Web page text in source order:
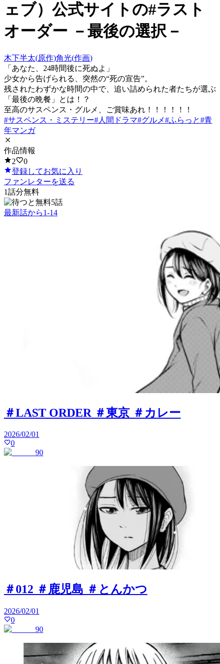
ェブ）公式サイト の#ラスト
オーダー －最後の選択－
木下半太(原作)角光(作画)
「あなた、24時間後に死ぬよ」
少女から告げられる、突然の“死の宣告”。
残されたわずかな時間の中で、追い詰められた者たちが選ぶ
「最後の晩餐」とは！？
至高のサスペンス・グルメ、ご賞味あれ！！！！！！
#サスペンス・ミステリー#人間ドラマ#グルメ#ふらっと#青
年マンガ
作品情報
2
0
登録してお気に入り
ファンレターを送る
1話分無料
5話
最新話から1-14
＃LAST ORDER ＃東京 ＃カレー
2026/02/01
0
90
＃012 ＃鹿児島 ＃とんかつ
2026/02/01
0
90